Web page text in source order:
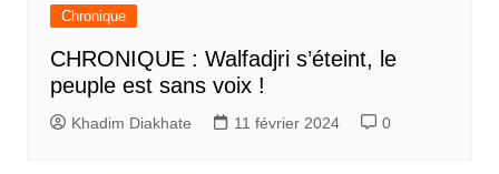
Chronique
CHRONIQUE : Walfadjri s’éteint, le
peuple est sans voix !
Khadim Diakhate 11 février 2024 0